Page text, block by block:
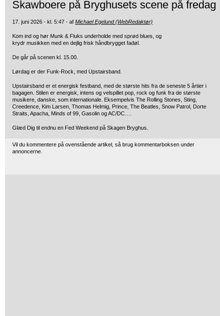
Skawboere på Bryghusets scene på fredag
17. juni 2026 - kl. 5:47 - af Michael Egelund (WebRedaktør)
Kom ind og hør Munk & Fluks underholde med sprød blues, og
krydr musikken med en dejlig frisk håndbrygget fadøl.
De går på scenen kl. 15.00.
Lørdag er der Funk-Rock, med Upstairsband.
Upstairsband er et energisk festband, med de største hits fra de seneste 5 årtier i
bagagen. Stilen er energisk, intens og velspillet pop, rock og funk fra de største
musikere, danske, som internationale. Eksempelvis The Rolling Stones, Sting,
Creedence, Kim Larsen, Thomas Helmig, Prince, The Beatles, Snow Patrol, Dorte
Straits, Apacha, Minds of 99, Gasolin og AC/DC….
Glæd Dig til endnu en Fed Weekend på Skagen Bryghus.
Vil du kommentere på ovenstående artikel, så brug kommentarboksen under
annoncerne.